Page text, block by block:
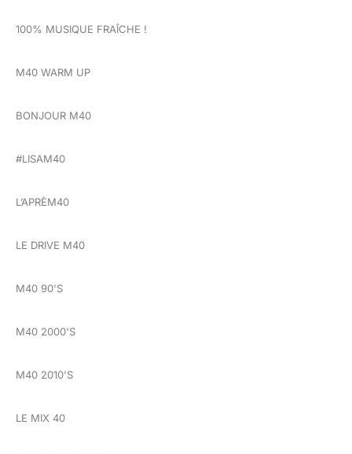
100% MUSIQUE FRAÎCHE !
M40 WARM UP
BONJOUR M40
#LISAM40
L’APRÈM40
LE DRIVE M40
M40 90'S
M40 2000'S
M40 2010'S
LE MIX 40